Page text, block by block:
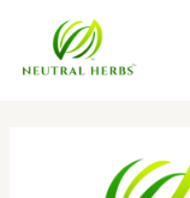
content